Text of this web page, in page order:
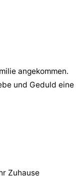
angekommen.
und Geduld eine
Zuhause